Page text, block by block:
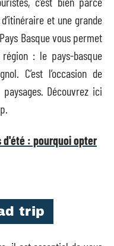
et une grande
Basque vous permet
: le pays-basque
C’est l’occasion de
Découvrez ici
d'été : pourquoi opter
trip